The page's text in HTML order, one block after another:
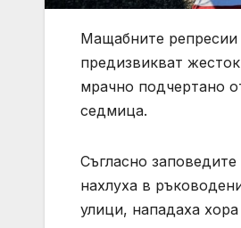
Мащабните
предизвикват
мрачно подчертано
седмица.
Съгласно
нахлуха в
улици, нападаха